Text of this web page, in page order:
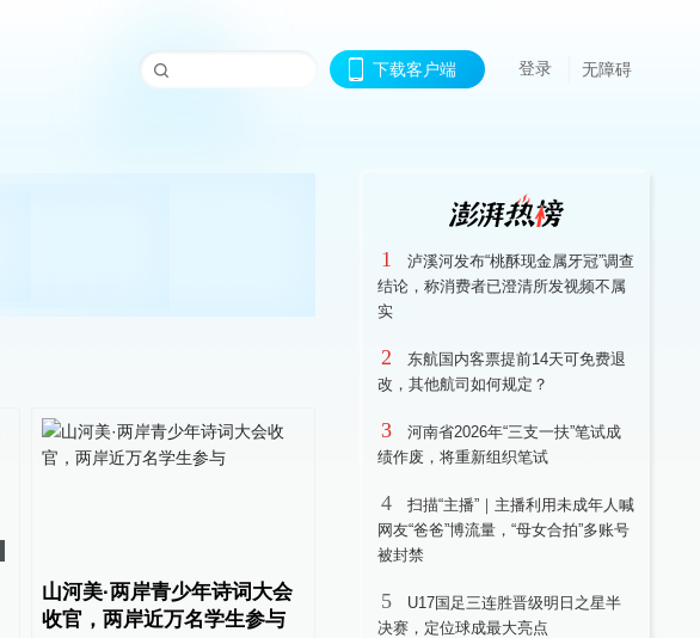
下载客户端 登录 无障碍
山河美·两岸青少年诗词大会
收官，两岸近万名学生参与
1
泸溪河发布“桃酥现金属牙冠”调查
结论，称消费者已澄清所发视频不属
实
2
东航国内客票提前14天可免费退
改，其他航司如何规定？
3
河南省2026年“三支一扶”笔试成
绩作废，将重新组织笔试
4
扫描“主播”｜主播利用未成年人喊
网友“爸爸”博流量，“母女合拍”多账号
被封禁
5
U17国足三连胜晋级明日之星半
决赛，定位球成最大亮点